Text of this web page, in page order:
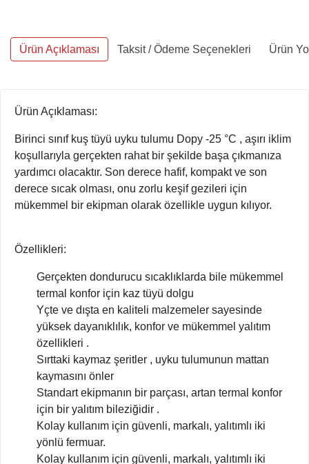
Ürün Açıklaması Taksit / Ödeme Seçenekleri Ürün
Ürün Açıklaması:
Birinci sınıf kuş tüyü uyku tulumu Dopy -25 °C , aşırı iklim
koşullarıyla gerçekten rahat bir şekilde başa çıkmanıza
yardımcı olacaktır. Son derece hafif, kompakt ve son
derece sıcak olması, onu zorlu keşif gezileri için
mükemmel bir ekipman olarak özellikle uygun kılıyor.
Özellikleri:
Gerçekten dondurucu sıcaklıklarda bile mükemmel
termal konfor için kaz tüyü dolgu
Yçte ve dışta en kaliteli malzemeler sayesinde
yüksek dayanıklılık, konfor ve mükemmel yalıtım
özellikleri .
Sırttaki kaymaz şeritler , uyku tulumunun mattan
kaymasını önler
Standart ekipmanın bir parçası, artan termal konfor
için bir yalıtım bileziğidir .
Kolay kullanım için güvenli, markalı, yalıtımlı iki
yönlü fermuar.
Kolay kullanım için güvenli, markalı, yalıtımlı iki